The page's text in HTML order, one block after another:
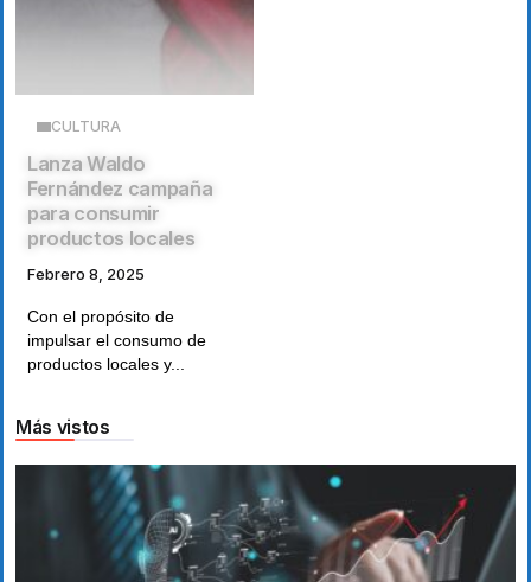
CULTURA
Lanza Waldo
Fernández campaña
para consumir
productos locales
Febrero 8, 2025
Con el propósito de
impulsar el consumo de
productos locales y...
Más vistos